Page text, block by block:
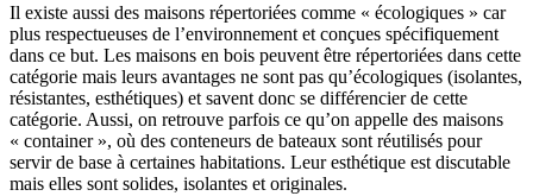
Il existe aussi des maisons répertoriées comme « écologiques » car
plus respectueuses de l’environnement et conçues spécifiquement
dans ce but. Les maisons en bois peuvent être répertoriées dans cette
catégorie mais leurs avantages ne sont pas qu’écologiques (isolantes,
résistantes, esthétiques) et savent donc se différencier de cette
catégorie. Aussi, on retrouve parfois ce qu’on appelle des maisons
« container », où des conteneurs de bateaux sont réutilisés pour
servir de base à certaines habitations. Leur esthétique est discutable
mais elles sont solides, isolantes et originales.